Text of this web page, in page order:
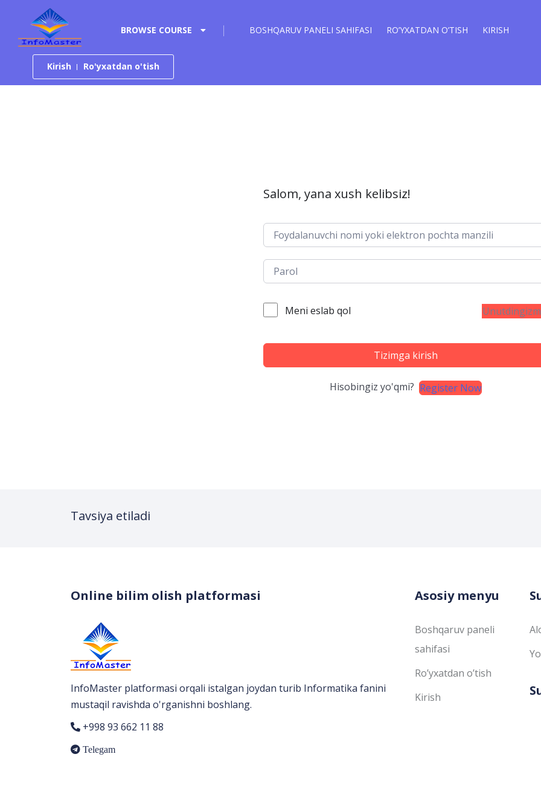
Tarkibga o‘tish
BROWSE COURSE BOSHQARUV PANELI SAHIFASI RO’YXATDAN O’TISH KIRISH
Kirish Ro'yxatdan o'tish
Salom, yana xush kelibsiz!
Meni eslab qol
Tizimga kirish
Hisobingiz yo'qmi? Register Now
Tavsiya etiladi
Online bilim olish platformasi
InfoMaster platformasi orqali istalgan joydan turib Informatika fanini
mustaqil ravishda o'rganishni boshlang.
+998 93 662 11 88
Telegam
Asosiy menyu
Boshqaruv paneli
sahifasi
Ro’yxatdan o’tish
Kirish